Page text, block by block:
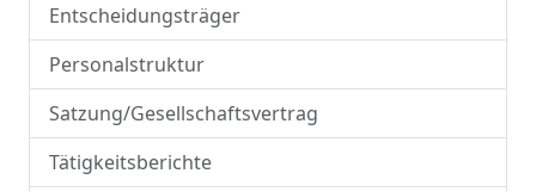
Entscheidungsträger
Personalstruktur
Satzung/Gesellschaftsvertrag
Tätigkeitsberichte